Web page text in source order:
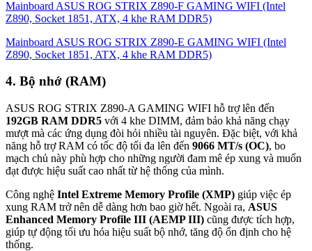
Mainboard ASUS ROG STRIX Z890-F GAMING WIFI (Intel
Z890, Socket 1851, ATX, 4 khe RAM DDR5)
Mainboard ASUS ROG STRIX Z890-E GAMING WIFI (Intel
Z890, Socket 1851, ATX, 4 khe RAM DDR5)
4. Bộ nhớ (RAM)
ASUS ROG STRIX Z890-A GAMING WIFI hỗ trợ lên đến
192GB RAM DDR5 với 4 khe DIMM, đảm bảo khả năng chạy
mượt mà các ứng dụng đòi hỏi nhiều tài nguyên. Đặc biệt, với khả
năng hỗ trợ RAM có tốc độ tối đa lên đến 9066 MT/s (OC), bo
mạch chủ này phù hợp cho những người đam mê ép xung và muốn
đạt được hiệu suất cao nhất từ hệ thống của mình.
Công nghệ Intel Extreme Memory Profile (XMP) giúp việc ép
xung RAM trở nên dễ dàng hơn bao giờ hết. Ngoài ra, ASUS
Enhanced Memory Profile III (AEMP III) cũng được tích hợp,
giúp tự động tối ưu hóa hiệu suất bộ nhớ, tăng độ ổn định cho hệ
thống.